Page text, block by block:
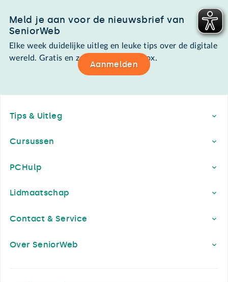
Meld je aan voor de nieuwsbrief van
SeniorWeb
Elke week duidelijke uitleg en leuke tips over de digitale
wereld. Gratis en zomaar in de mailbox.
Aanmelden
Tips & Uitleg
Cursussen
PCHulp
Lidmaatschap
Contact & Service
Over SeniorWeb